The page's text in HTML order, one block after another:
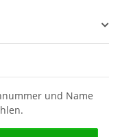
und Name